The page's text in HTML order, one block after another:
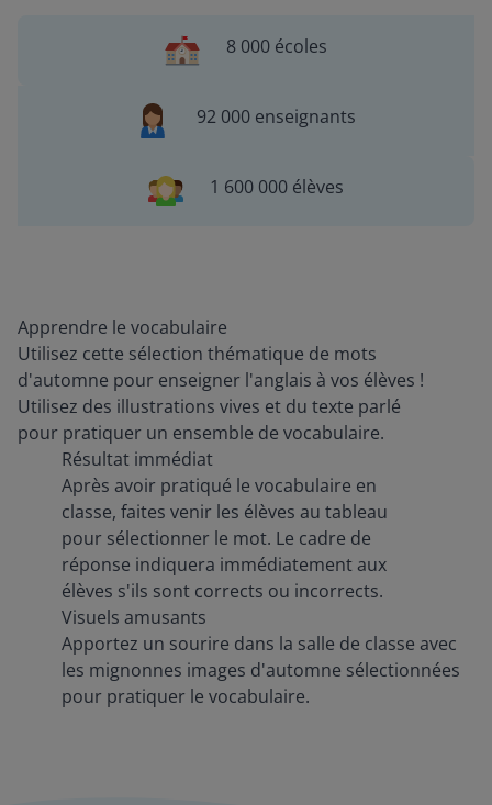
8 000 écoles
92 000 enseignants
1 600 000 élèves
Apprendre le vocabulaire
Utilisez cette sélection thématique de mots
d'automne pour enseigner l'anglais à vos élèves !
Utilisez des illustrations vives et du texte parlé
pour pratiquer un ensemble de vocabulaire.
Résultat immédiat
Après avoir pratiqué le vocabulaire en
classe, faites venir les élèves au tableau
pour sélectionner le mot. Le cadre de
réponse indiquera immédiatement aux
élèves s'ils sont corrects ou incorrects.
Visuels amusants
Apportez un sourire dans la salle de classe avec
les mignonnes images d'automne sélectionnées
pour pratiquer le vocabulaire.